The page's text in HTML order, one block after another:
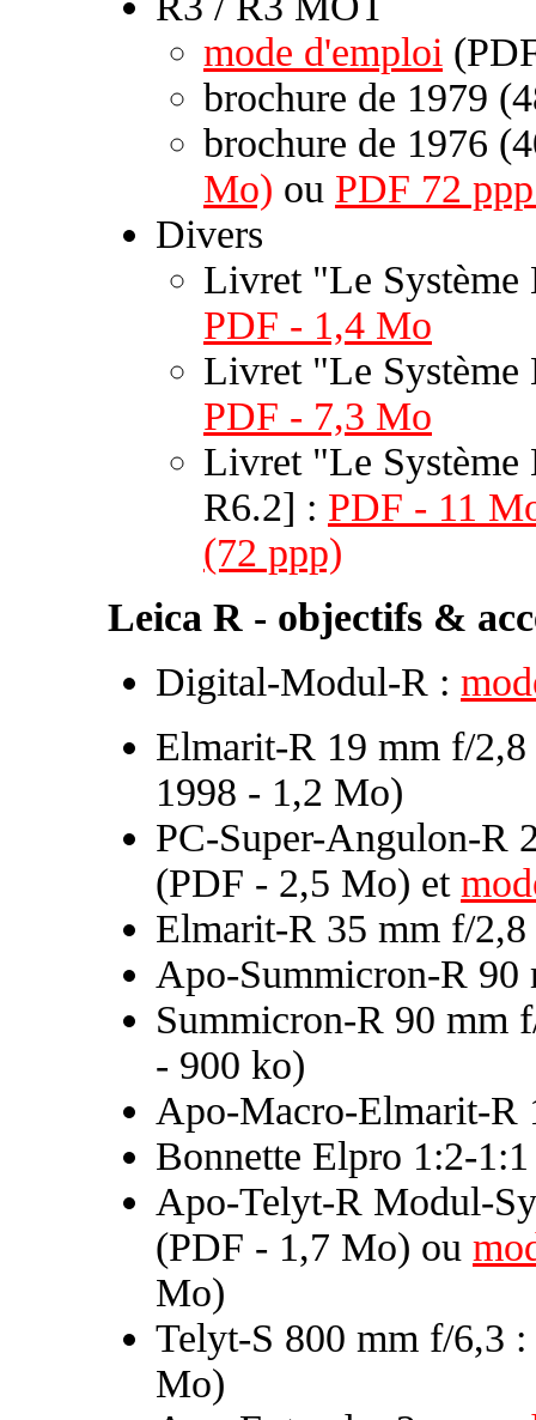
mode d'emploi
brochure de 1979
brochure de 1976
Mo) ou PDF 72
Divers
Livret "Le
PDF - 1,4 Mo
Livret "Le
PDF - 7,3 Mo
Livret "Le
R6.2] : PDF - 11
(72 ppp)
Leica R - objectifs &
Digital-Modul-R :
Elmarit-R 19 mm f/
1998 - 1,2 Mo)
PC-Super-Angulon-R
(PDF - 2,5 Mo) et
Elmarit-R 35 mm f/
Apo-Summicron-R
Summicron-R 90 mm
- 900 ko)
Apo-Macro-Elmarit-
Bonnette Elpro 1:2-
Apo-Telyt-R Modul-
(PDF - 1,7 Mo) ou
Mo)
Telyt-S 800 mm f/6,3 :
Mo)